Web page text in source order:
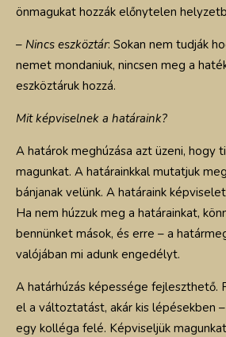
önmagukat hozzák előnytelen
– Nincs eszköztár: Sokan nem tudják
nemet mondaniuk, nincsen meg a
eszköztáruk hozzá.
Mit képviselnek a határaink?
A határok meghúzása azt üzeni, hogy
magunkat. A határainkkal mutatjuk
bánjanak velünk. A határaink
Ha nem húzzuk meg a határainkat,
bennünket mások, és erre – a
valójában mi adunk engedélyt.
A határhúzás képessége fejleszthető.
el a változtatást, akár kis lépésekben
egy kolléga felé. Képviseljük